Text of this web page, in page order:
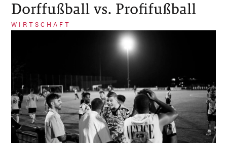
Dorffußball vs. Profifußball
WIRTSCHAFT